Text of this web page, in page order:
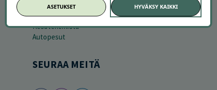
Suosituimmat tarjoukset
Uusimmat tarjoukset
Kesätekemistä
Autopesut
SEURAA MEITÄ
ASETUKSET HYVÄKSY KAIKKI